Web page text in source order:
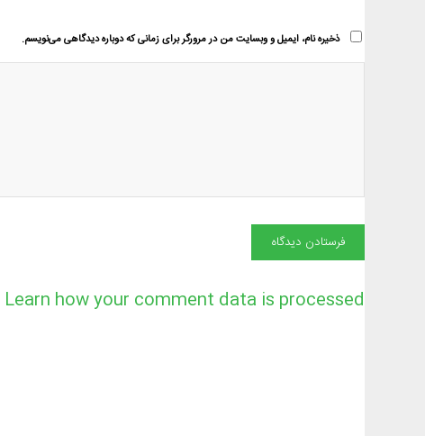
ذخیره نام، ایمیل و وبسایت من در مرورگر برای زمانی که دوباره دیدگاهی می‌نویسم.
Learn how your comment data is processed